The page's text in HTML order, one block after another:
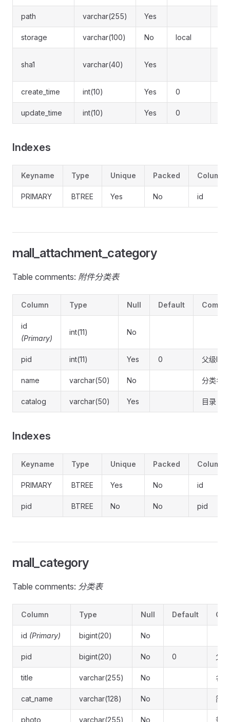
path varchar(255) Yes
storage varchar(100) No local
sha1 varchar(40) Yes
create_time int(10) Yes 0
update_time int(10) Yes 0
Indexes
Keyname Type Unique Packed Column
PRIMARY BTREE Yes No id
mall_attachment_category
Table comments: 附件分类表
Column Type Null Default
id
(Primary)
int(11) No
pid int(11) Yes 0 父级ID
name varchar(50) No 分类名称
catalog varchar(50) Yes 目录
Indexes
Keyname Type Unique Packed Column
PRIMARY BTREE Yes No id
pid BTREE No No pid
mall_category
Table comments: 分类表
Column Type Null Default
id (Primary) bigint(20) No
pid bigint(20) No 0 父id
title varchar(255) No 名称
cat_name varchar(128) No 简
photo varchar(255) No 封面